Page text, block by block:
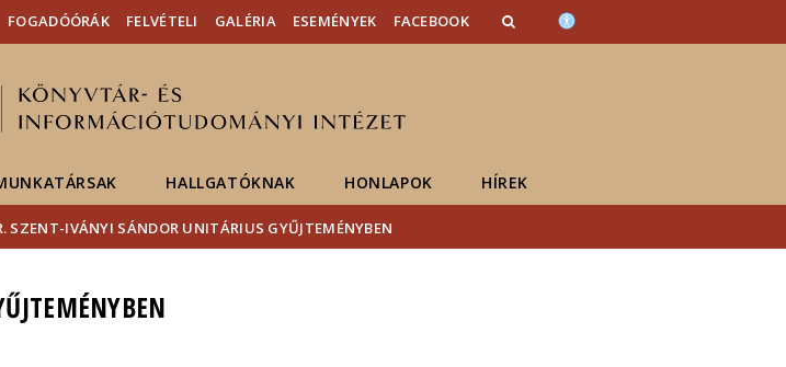
Hírek
ELTE a
FOGADÓÓRÁK FELVÉTELI GALÉRIA ESEMÉNYEK FACEBOOK
HALLGATÓKNAK HONLAPOK HÍREK
SZENT-IVÁNYI SÁNDOR UNITÁRIUS GYŰJTEMÉNYBEN